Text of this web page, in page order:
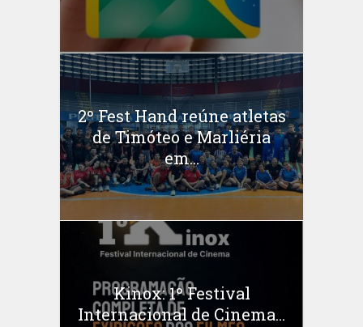
2º Fest Hand reúne atletas
de Timóteo e Marliéria
em...
Kinox: 1º Festival
Internacional de Cinema...